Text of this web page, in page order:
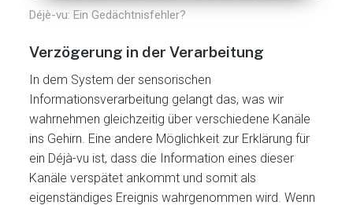
Déjè-vu: Ein Gedächtnisfehler?
Verzögerung in der Verarbeitung
In dem System der sensorischen
Informationsverarbeitung gelangt das, was wir
wahrnehmen gleichzeitig über verschiedene Kanäle
ins Gehirn. Eine andere Möglichkeit zur Erklärung für
ein Déjà-vu ist, dass die Information eines dieser
Kanäle verspätet ankommt und somit als
eigenständiges Ereignis wahrgenommen wird. Wenn